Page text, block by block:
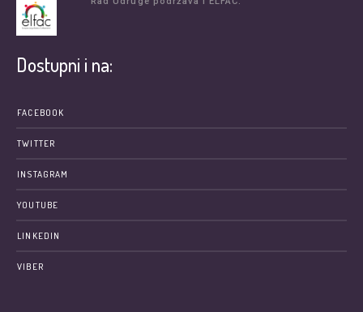
Dostupni i na:
FACEBOOK
TWITTER
INSTAGRAM
YOUTUBE
LINKEDIN
VIBER